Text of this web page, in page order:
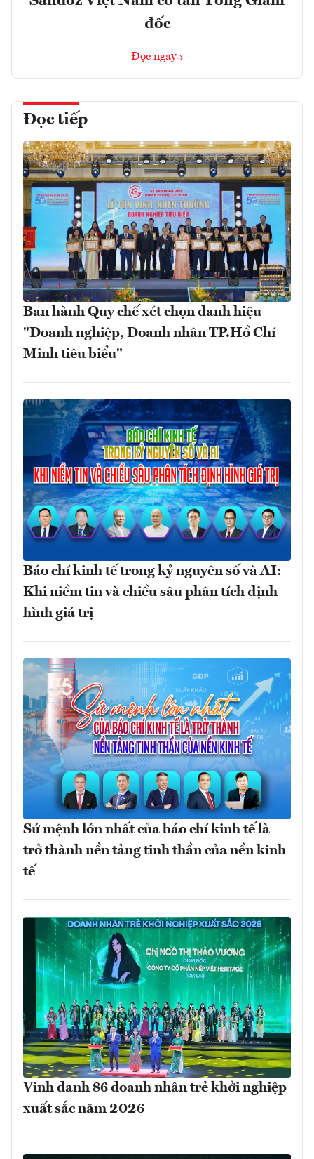
đốc
Đọc ngay
Đọc tiếp
Ban hành Quy chế xét chọn danh hiệu
"Doanh nghiệp, Doanh nhân TP.Hồ Chí
Minh tiêu biểu"
Báo chí kinh tế trong kỷ nguyên số và AI:
Khi niềm tin và chiều sâu phân tích định
hình giá trị
Sứ mệnh lớn nhất của báo chí kinh tế là
trở thành nền tảng tinh thần của nền kinh
tế
Vinh danh 86 doanh nhân trẻ khởi nghiệp
xuất sắc năm 2026